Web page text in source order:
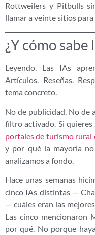
Rottweilers y Pitbulls
llamar a veinte sitios
¿Y cómo sabe
Leyendo. Las IAs
Artículos. Reseñas.
tema concreto.
No de publicidad. No de
filtro activado. Si
portales de turismo rural
y por qué la mayoría
analizamos a fondo.
Hace unas semanas
cinco IAs distintas —
— cuáles eran las
Las cinco mencionaron
por qué. No porque